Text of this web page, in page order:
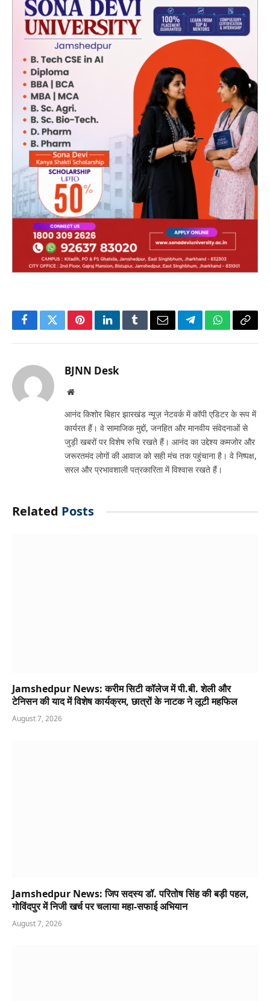
FacebookTwitterPinterestLinkedInTumblrEmailTelegramWhatsApp
Copy
BJNN Desk
Website
आनंद किशोर बिहार झारखंड न्यूज़ नेटवर्क में कॉपी एडिटर के रूप में
कार्यरत हैं। वे सामाजिक मुद्दों, जनहित और मानवीय संवेदनाओं से
जुड़ी खबरों पर विशेष रुचि रखते हैं। आनंद का उद्देश्य कमजोर और
जरूरतमंद लोगों की आवाज को सही मंच तक पहुंचाना है। वे निष्पक्ष,
सरल और प्रभावशाली पत्रकारिता में विश्वास रखते हैं।
Related Posts
Jamshedpur News: करीम सिटी कॉलेज में पी.बी. शेली और
टेनिसन की याद में विशेष कार्यक्रम, छात्रों के नाटक ने लूटी महफिल
August 7, 2026
Jamshedpur News: जिप सदस्य डॉ. परितोष सिंह की बड़ी पहल,
गोविंदपुर में निजी खर्च पर चलाया महा-सफाई अभियान
August 7, 2026